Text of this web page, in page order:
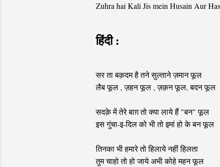
Zuhra hai Kali Jis mein Husain Aur
हिंदी :
सर ता बक़दम है तने सुल्ताने ज़मान फूल
लैब फूल , ज़हन फूल , ज़क़न फूल, बदन फूल
सदक़े में तेरे बाग़ तो क्या लाये हैं "बन" फूल
इस गुंचा-इ-दिल को भी तो इमां हो के बन फूल
तिनका भी हमारे तो हिलाये नहीं हिलता
तुम चाहो तो हो जाये अभी कोहे महन फूल